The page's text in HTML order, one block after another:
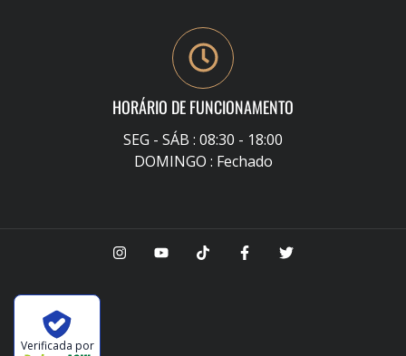
HORÁRIO DE FUNCIONAMENTO
SEG - SÁB : 08:30 - 18:00
DOMINGO : Fechado
Verificada por